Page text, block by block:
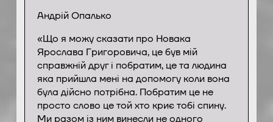
Андрій Опалько
«Що я можу сказати про Новака
Ярослава Григоровича, це був мій
справжній друг і побратим, це та людина
яка прийшла мені на допомогу коли вона
була дійсно потрібна. Побратим це не
просто слово це той хто криє тобі спину.
Ми разом із ним винесли не одного